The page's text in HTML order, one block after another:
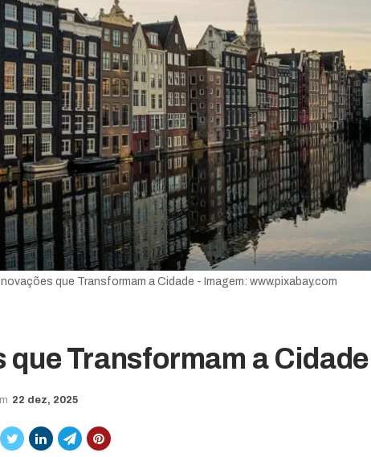
que Transformam a Cidade - Imagem: www.pixabay.com
que Transformam a Cidade
22 dez, 2025